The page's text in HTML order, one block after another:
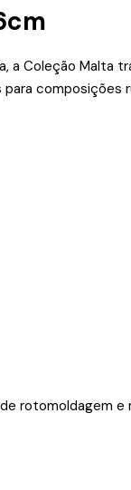
a Coleção
composições
rotomoldagem